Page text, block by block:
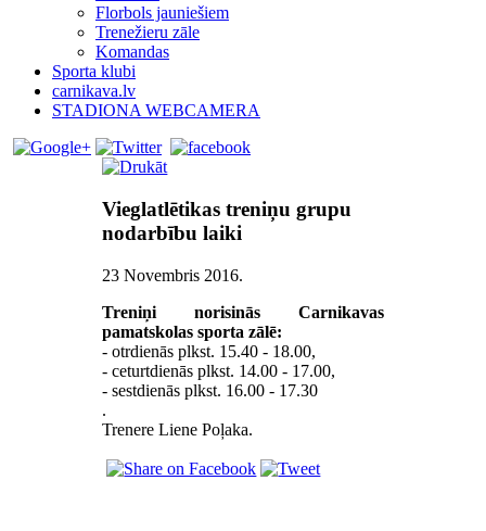
Florbols jauniešiem
Trenežieru zāle
Komandas
Sporta klubi
carnikava.lv
STADIONA WEBCAMERA
Vieglatlētikas treniņu grupu
nodarbību laiki
23 Novembris 2016.
Treniņi norisinās Carnikavas
pamatskolas sporta zālē:
- otrdienās plkst. 15.40 - 18.00,
- ceturtdienās plkst. 14.00 - 17.00,
- sestdienās plkst. 16.00 - 17.30
.
Trenere Liene Poļaka.